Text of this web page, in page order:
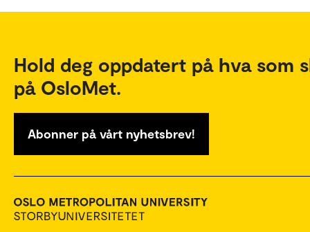
Hold deg oppdatert på hva som
på OsloMet.
Abonner på vårt nyhetsbrev!